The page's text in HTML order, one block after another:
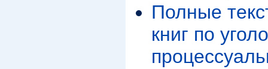
Полные
книг по